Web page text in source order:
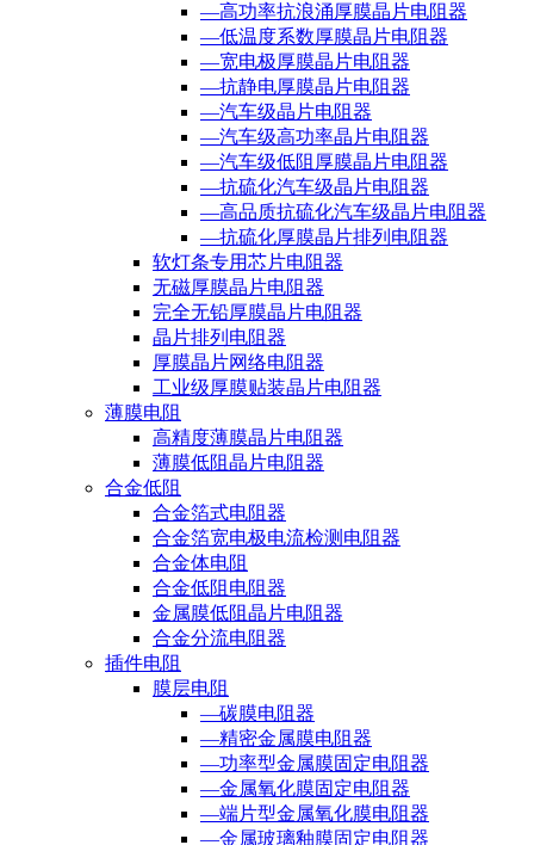
—高功率抗浪涌厚膜晶片电阻器
—低温度系数厚膜晶片电阻器
—宽电极厚膜晶片电阻器
—抗静电厚膜晶片电阻器
—汽车级晶片电阻器
—汽车级高功率晶片电阻器
—汽车级低阻厚膜晶片电阻器
—抗硫化汽车级晶片电阻器
—高品质抗硫化汽车级晶片电阻器
—抗硫化厚膜晶片排列电阻器
软灯条专用芯片电阻器
无磁厚膜晶片电阻器
完全无铅厚膜晶片电阻器
晶片排列电阻器
厚膜晶片网络电阻器
工业级厚膜贴装晶片电阻器
薄膜电阻
高精度薄膜晶片电阻器
薄膜低阻晶片电阻器
合金低阻
合金箔式电阻器
合金箔宽电极电流检测电阻器
合金体电阻
合金低阻电阻器
金属膜低阻晶片电阻器
合金分流电阻器
插件电阻
膜层电阻
—碳膜电阻器
—精密金属膜电阻器
—功率型金属膜固定电阻器
—金属氧化膜固定电阻器
—端片型金属氧化膜电阻器
—金属玻璃釉膜固定电阻器